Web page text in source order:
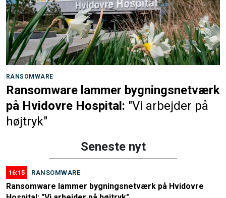
RANSOMWARE
Ransomware lammer bygningsnetværk
på Hvidovre Hospital: "Vi arbejder på
højtryk"
Seneste nyt
16:15 RANSOMWARE
Ransomware lammer bygningsnetværk på Hvidovre